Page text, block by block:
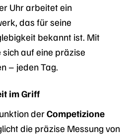
Uhr arbeitet ein
das für seine
bekannt ist. Mit
auf eine präzise
– jeden Tag.
im Griff
derCompetizione
die präzise Messung von